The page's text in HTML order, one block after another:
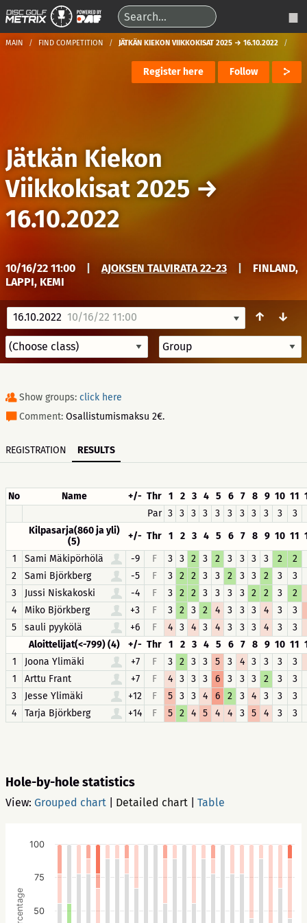
MAIN FIND COMPETITION JÄTKÄN KIEKON VIIKKOKISAT 2025 → 16.10.2022
Register here Follow
Jätkän Kiekon
Viikkokisat 2025→
16.10.2022
10/16/22 11:00 AJOKSEN TALVIRATA 22-23
FINLAND,
LAPPI, KEMI
16.10.2022 10/16/22 11:00 ↑ ↓
Show groups: click here
Comment: Osallistumismaksu 2€.
REGISTRATION RESULTS
No Name +/- Thr 1 2 3 4 5 6 7 8 9 10 11
Par 3 3 3 3 3 3 3 3 3 3 3
Kilpasarja(860 ja yli)
(5)
+/- Thr 1 2 3 4 5 6 7 8 9 10 11
1
Sami Mäkipörhölä -9 F 3 3 2 3 2 3 3 3 3 2 2
2
Sami Björkberg -5 F 3 2 2 3 3 2 3 3 2 3 3
3
Jussi Niskakoski -4 F 3 2 2 3 3 3 3 2 2 3 2
4
Miko Björkberg +3 F 3 2 3 2 4 3 3 3 4 3 3
5
sauli pyykölä +6 F 4 3 4 3 4 3 3 3 4 3 3
Aloittelijat(<-799) (4)
+/- Thr 1 2 3 4 5 6 7 8 9 10 11
1
Joona Ylimäki +7 F 3 2 3 3 5 3 4 3 3 3 3
1
Arttu Frant +7 F 4 3 3 3 6 3 3 3 2 3 3
3
Jesse Ylimäki +12 F 5 3 3 4 6 2 3 4 3 3 3
4
Tarja Björkberg +14 F 5 2 4 5 4 4 3 5 4 3 3
Hole-by-hole statistics
View: Grouped chart Detailed chart Table
Percentage 50
75
100